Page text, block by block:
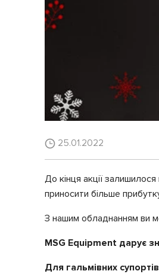
25.01.2022
До кінця акції
приносити більше
З нашим обладнанням ви
MSG Equipment дарує
Для гальмівних супортів